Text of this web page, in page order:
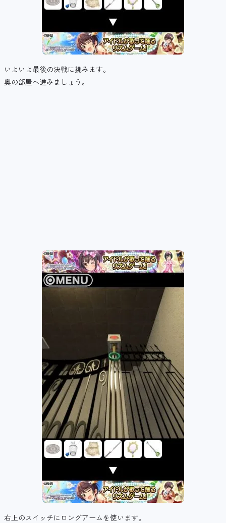
いよいよ最後の決戦に挑みます。
奥の部屋へ進みましょう。
右上のスイッチにロングアームを使います。